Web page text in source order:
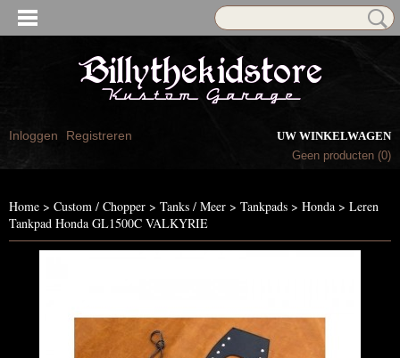
Inloggen Registreren
UW WINKELWAGEN
Geen producten (0)
Home > Custom / Chopper > Tanks / Meer > Tankpads > Honda > Leren
Tankpad Honda GL1500C VALKYRIE